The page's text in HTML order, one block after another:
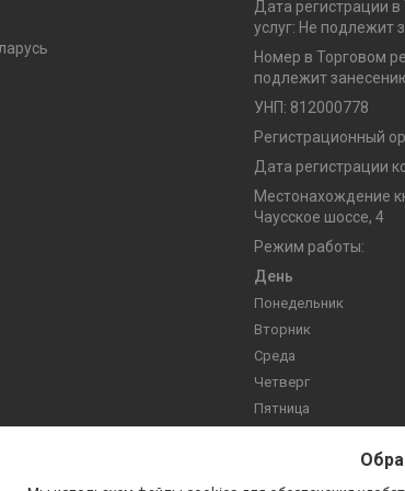
Дата регистрации
услуг: Не подлежит
Номер в Торговом
подлежит
УНП: 812000778
Регистрационный
Дата регистрации
Местонахождение
Чаусское шоссе, 4
Режим работы:
День
Понедельник
Вторник
Среда
Четверг
Пятница